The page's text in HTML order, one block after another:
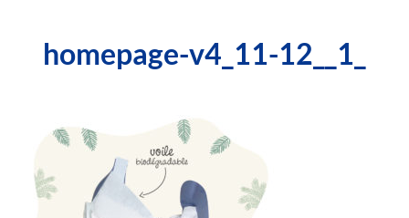
homepage-v4_11-12__1_